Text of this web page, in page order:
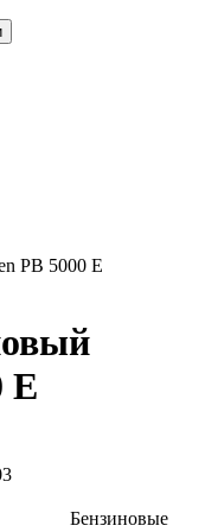
PB 5000 E
E
Бензиновые